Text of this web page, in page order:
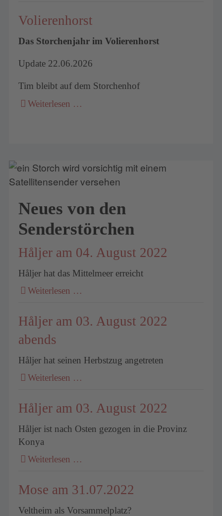
Volierenhorst
Das Storchenjahr im Volierenhorst
Update 22.06.2026
Tim bleibt auf dem Storchenhof
Weiterlesen …
Neues von den
Senderstörchen
Håljer am 04. August 2022
Håljer hat das Mittelmeer erreicht
Weiterlesen …
Håljer am 03. August 2022
abends
Håljer hat seinen Herbstzug angetreten
Weiterlesen …
Håljer am 03. August 2022
Håljer ist nach Osten gezogen in die Provinz
Konya
Weiterlesen …
Mose am 31.07.2022
Veltheim als Vorsammelplatz?